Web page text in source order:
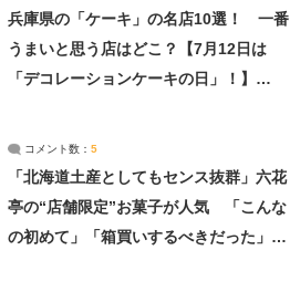
兵庫県の「ケーキ」の名店10選！ 一番
うまいと思う店はどこ？【7月12日は
「デコレーションケーキの日」！】
コメント数： 5
「北海道土産としてもセンス抜群」六花
亭の“店舗限定”お菓子が人気 「こんな
の初めて」「箱買いするべきだった」